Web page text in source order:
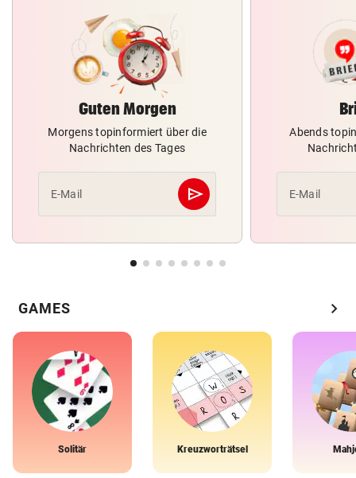
Guten Morgen
Morgens topinformiert über die
Nachrichten des Tages
E-Mail send
Abschicken
Abends
E-Mail
GAMES chevron_right
Solitär Kreuzworträtsel